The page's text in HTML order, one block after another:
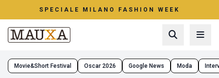
SPECIALE MILANO FASHION WEEK
Movie&Short Festival Oscar 2026 Google News Moda